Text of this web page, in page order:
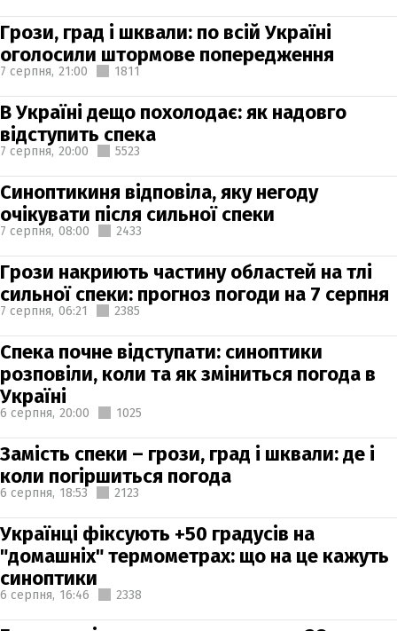
Грози, град і шквали: по всій Україні
оголосили штормове попередження
7 серпня, 21:00 1811
В Україні дещо похолодає: як надовго
відступить спека
7 серпня, 20:00 5523
Синоптикиня відповіла, яку негоду
очікувати після сильної спеки
7 серпня, 08:00 2433
Грози накриють частину областей на тлі
сильної спеки: прогноз погоди на 7 серпня
7 серпня, 06:21 2385
Спека почне відступати: синоптики
розповіли, коли та як зміниться погода в
Україні
6 серпня, 20:00 1025
Замість спеки – грози, град і шквали: де і
коли погіршиться погода
6 серпня, 18:53 2123
Українці фіксують +50 градусів на
"домашніх" термометрах: що на це кажуть
синоптики
6 серпня, 16:46 2338